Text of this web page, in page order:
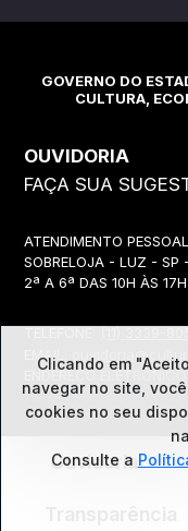
GOVERNO DO
CULTURA,
OUVIDORIA
FAÇA SUA
ATENDIMENTO
SOBRELOJA - LUZ - SP
2ª A 6ª DAS 10H ÀS
EMAIL:
ENDEREÇO
Ouvidoria
Clicando em
navegar no site,
cookies no seu
Consulte a